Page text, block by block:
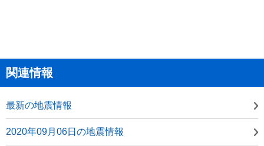
関連情報
最新の地震情報
2020年09月06日の地震情報